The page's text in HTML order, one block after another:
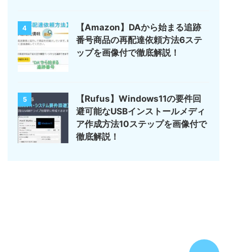
4
【Amazon】DAから始まる追跡
番号商品の再配達依頼方法6ステ
ップを画像付で徹底解説！
5
【Rufus】Windows11の要件回
避可能なUSBインストールメディ
ア作成方法10ステップを画像付で
徹底解説！